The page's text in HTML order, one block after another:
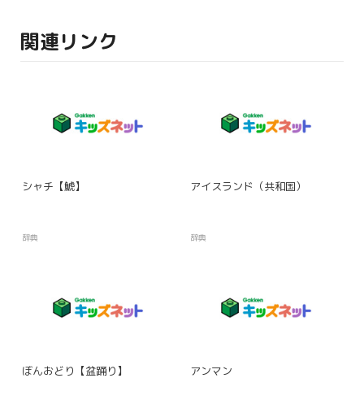
関連リンク
シャチ【鯱】
辞典
アイスランド（共和国）
辞典
ぼんおどり【盆踊り】 アンマン